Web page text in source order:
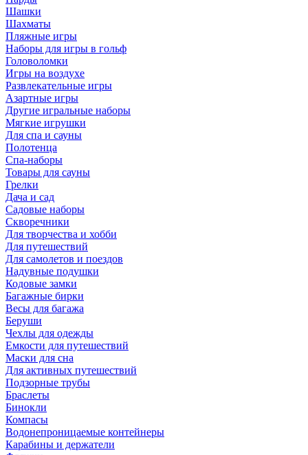
Шашки
Шахматы
Пляжные игры
Наборы для игры в гольф
Головоломки
Игры на воздухе
Развлекательные игры
Азартные игры
Другие игральные наборы
Мягкие игрушки
Для спа и сауны
Полотенца
Спа-наборы
Товары для сауны
Грелки
Дача и сад
Садовые наборы
Скворечники
Для творчества и хобби
Для путешествий
Для самолетов и поездов
Надувные подушки
Кодовые замки
Багажные бирки
Весы для багажа
Беруши
Чехлы для одежды
Емкости для путешествий
Маски для сна
Для активных путешествий
Подзорные трубы
Браслеты
Бинокли
Компасы
Водонепроницаемые контейнеры
Карабины и держатели